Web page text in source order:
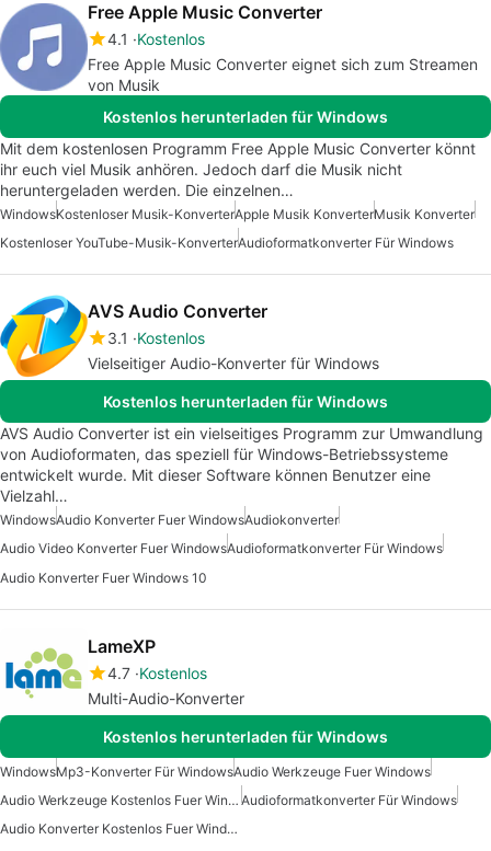
Free Apple Music Converter
4.1
Kostenlos
Free Apple Music Converter eignet sich zum Streamen
von Musik
Kostenlos herunterladen für Windows
Mit dem kostenlosen Programm Free Apple Music Converter könnt
ihr euch viel Musik anhören. Jedoch darf die Musik nicht
heruntergeladen werden. Die einzelnen…
WindowsKostenloser Musik-KonverterApple Musik KonverterMusik Konverter
Kostenloser YouTube-Musik-KonverterAudioformatkonverter Für Windows
AVS Audio Converter
3.1
Kostenlos
Vielseitiger Audio-Konverter für Windows
Kostenlos herunterladen für Windows
AVS Audio Converter ist ein vielseitiges Programm zur Umwandlung
von Audioformaten, das speziell für Windows-Betriebssysteme
entwickelt wurde. Mit dieser Software können Benutzer eine
Vielzahl…
WindowsAudio Konverter Fuer WindowsAudiokonverter
Audio Video Konverter Fuer WindowsAudioformatkonverter Für Windows
Audio Konverter Fuer Windows 10
LameXP
4.7 Kostenlos
Multi-Audio-Konverter
Kostenlos herunterladen für Windows
WindowsMp3-Konverter Für WindowsAudio Werkzeuge Fuer Windows
Audio Werkzeuge Kostenlos Fuer Windows Audioformatkonverter Für Windows
Audio Konverter Kostenlos Fuer Windows